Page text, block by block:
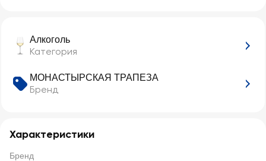
Алкоголь
Категория
МОНАСТЫРСКАЯ ТРАПЕЗА
Бренд
Характеристики
Бренд